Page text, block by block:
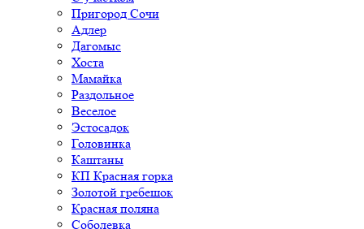
Пригород Сочи
Адлер
Дагомыс
Хоста
Мамайка
Раздольное
Веселое
Эстосадок
Головинка
Каштаны
КП Красная горка
Золотой гребешок
Красная поляна
Соболевка